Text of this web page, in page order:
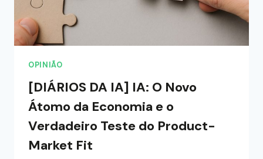
OPINIÃO
[DIÁRIOS DA IA] IA: O Novo
Átomo da Economia e o
Verdadeiro Teste do Product-
Market Fit